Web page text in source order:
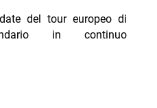
del tour europeo di
in continuo